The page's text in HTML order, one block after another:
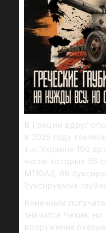
В Греции вдруг
в 2025 году
т.н. Украине 190
числе которых 66
M110A2, 68
буксируемых
Конечным
значится Чехия,
вооружения